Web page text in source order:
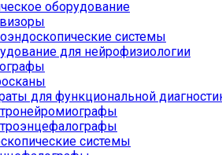
оборудование
системы
для нейрофизиологии
для функциональной
системы